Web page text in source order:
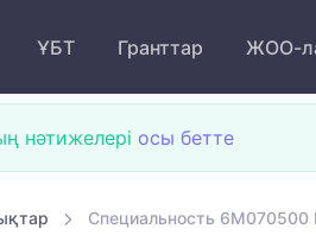
ҰБТ Гранттар ЖОО-
нәтижелері осы бетте
Специальность